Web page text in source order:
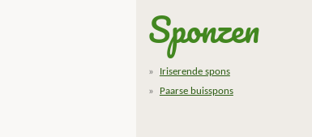
Sponzen
Iriserende spons
Paarse buisspons